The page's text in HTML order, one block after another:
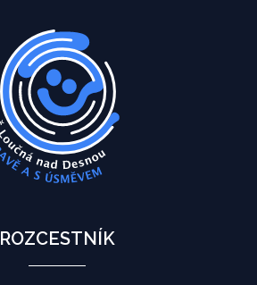
ROZCESTNÍK